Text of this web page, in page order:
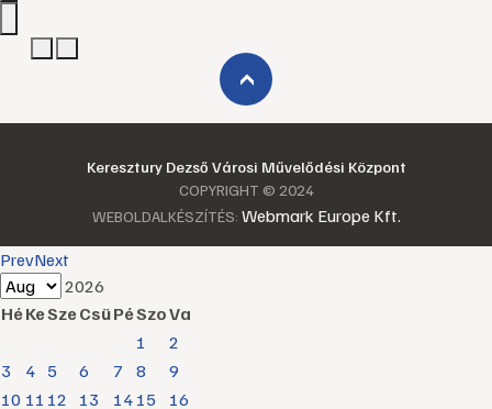
›
Keresztury Dezső Városi Művelődési Központ
COPYRIGHT © 2024
WEBOLDALKÉSZÍTÉS: Webmark Europe Kft.
PrevNext
2026
HéKeSzeCsüPéSzoVa
1
2
3
4 5 6 7 8
9
10 11 12 13 14 15 16